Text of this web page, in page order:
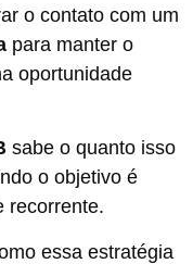
o contato com um
para manter o
oportunidade
sabe o quanto isso
o objetivo é
recorrente.
essa estratégia